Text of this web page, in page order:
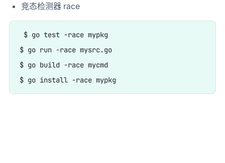
竞态检测器 race
$ go test -race mypkg
$ go run -race mysrc.go
$ go build -race mycmd